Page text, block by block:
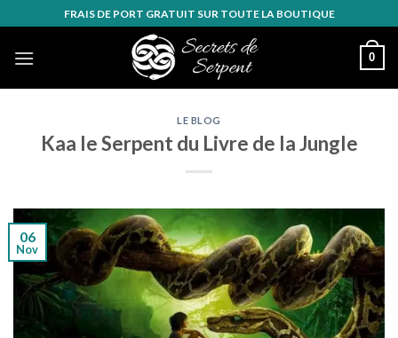
to
content
FRAIS DE PORT GRATUIT SUR TOUTE LA BOUTIQUE
0
LE BLOG
Kaa le Serpent du Livre de la Jungle
06
Nov